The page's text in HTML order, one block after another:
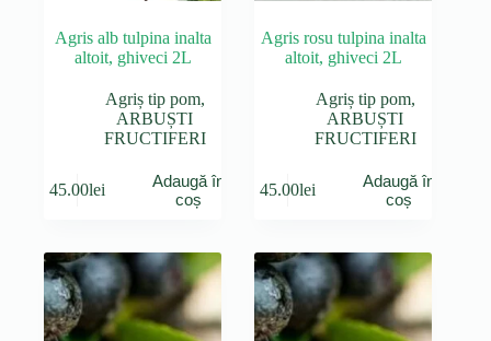
Agris alb tulpina inalta
altoit, ghiveci 2L
Agriș tip pom,
ARBUȘTI
FRUCTIFERI
45.00lei
Adaugă în
coș
Agris rosu tulpina inalta
altoit, ghiveci 2L
Agriș tip pom,
ARBUȘTI
FRUCTIFERI
45.00lei
Adaugă în
coș